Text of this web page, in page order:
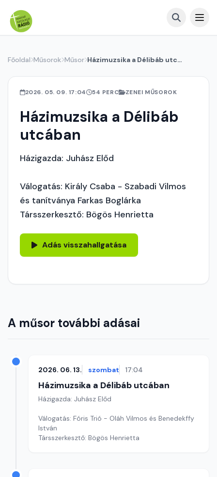
Főoldal Műsorok Műsor Házimuzsika a Délibáb utcában
2026. 05. 09. 17:04 54 PERC ZENEI MŰSOROK
Házimuzsika a Délibáb
utcában
Házigazda: Juhász Előd
Válogatás: Király Csaba - Szabadi Vilmos
és tanítványa Farkas Boglárka
Társszerkesztő: Bögös Henrietta
Adás visszahallgatása
A műsor további adásai
2026. 06. 13. szombat 17:04
Házimuzsika a Délibáb utcában
Házigazda: Juhász Előd
Válogatás: Fóris Trió - Oláh Vilmos és Benedekffy
István
Társszerkesztő: Bögös Henrietta